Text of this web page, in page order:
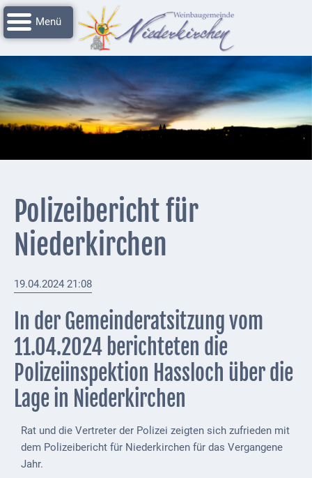
Navigation
überspringen
Startseite
Grussworte
Rathaus
Unser
Niederkirchen
Impressionen
Nachrichtenarchiv
Verbandsgemeinde
Deidesheim
Polizei +
Externe
Behörden
Gottesdienste
Infrastruktur
und
Versorgung
Polizeibericht für
Niederkirchen
19.04.2024 21:08
In der Gemeinderatsitzung vom
11.04.2024 berichteten die
Polizeiinspektion Hassloch über die
Lage in Niederkirchen
Rat und die Vertreter der Polizei zeigten sich zufrieden mit
dem Polizeibericht für Niederkirchen für das Vergangene
Jahr.